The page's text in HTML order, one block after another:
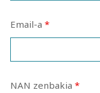
Email-a *
NAN zenbakia *